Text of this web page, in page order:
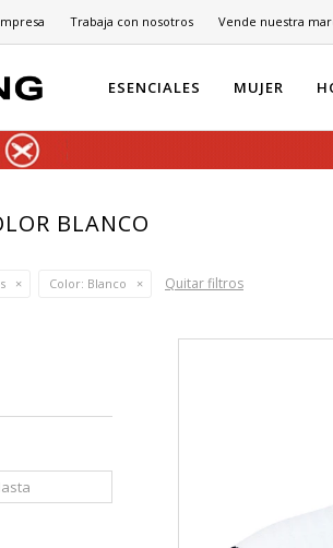
ESENCIALES MUJER
Trabaja con nosotros Vende nuestra
BLANCO
Color: Blanco Quitar filtros